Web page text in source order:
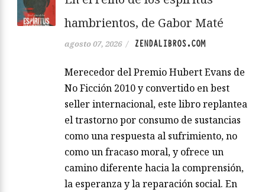
hambrientos, de Gabor Maté
agosto 07, 2026 / ZENDALIBROS.COM
Merecedor del Premio Hubert Evans de
No Ficción 2010 y convertido en best
seller internacional, este libro replantea
el trastorno por consumo de sustancias
como una respuesta al sufrimiento, no
como un fracaso moral, y ofrece un
camino diferente hacia la comprensión,
la esperanza y la reparación social. En